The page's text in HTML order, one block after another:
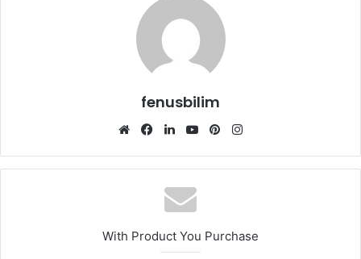
fenusbilim
Web
Facebook
LinkedInYouTubePinterest
With Product You Purchase